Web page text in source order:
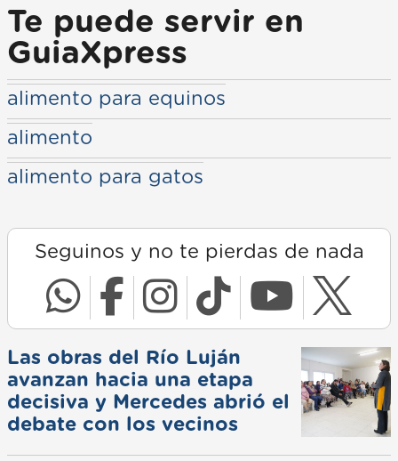
Te puede servir en
GuiaXpress
alimento para equinos
alimento
alimento para gatos
Seguinos y no te pierdas de nada
Las obras del Río Luján
avanzan hacia una etapa
decisiva y Mercedes abrió el
debate con los vecinos